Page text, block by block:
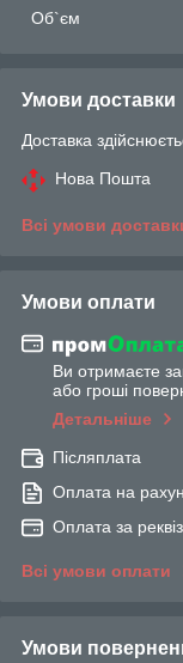
Об`єм
Умови доставки
Доставка
Нова Пошта
Всі умови
Умови оплати
Ви отримаєте
або гроші
Детальніше
Післяплата
Оплата на
Оплата за
Всі умови оплати
Умови